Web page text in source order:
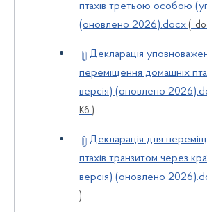
птахів третьою особою
(оновлено 2026).docx (
Декларація
переміщення домашніх
версія) (оновлено
Кб )
Декларація для
птахів транзитом через
версія) (оновлено
)